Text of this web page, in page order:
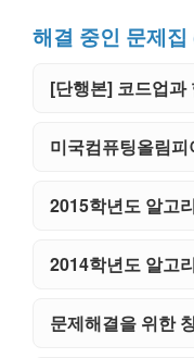
해결 중인 문제집
[단행본] 코드업과
미국컴퓨팅올림
2015학년도 알고
2014학년도 알고
문제해결을 위한